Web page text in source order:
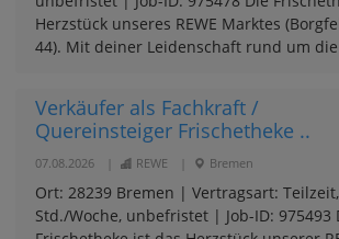
Herzstück unseres REWE Marktes
44). Mit deiner Leidenschaft rund um
Verkäufer als Fachkraft /
Quereinsteiger Frischetheke ..
07.08.2026 REWE Bremen
Ort: 28239 Bremen | Vertragsart:
Std./Woche, unbefristet | Job-ID: 975493